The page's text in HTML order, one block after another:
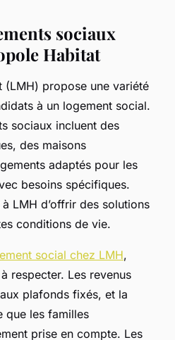
sociaux
Habitat
(LMH) propose une variété
à un logement social.
sociaux incluent des
des maisons
adaptés pour les
besoins spécifiques.
LMH d’offrir des solutions
conditions de vie.
social chez LMH,
respecter. Les revenus
plafonds fixés, et la
que les familles
prise en compte. Les